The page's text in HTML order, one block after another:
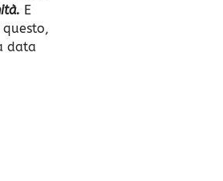
E
data